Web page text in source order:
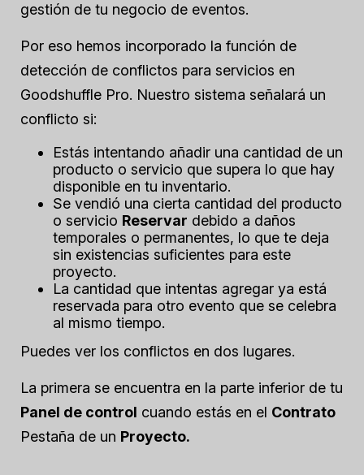
gestión de tu negocio de eventos.
Por eso hemos incorporado la función de
detección de conflictos para servicios en
Goodshuffle Pro. Nuestro sistema señalará un
conflicto si:
Estás intentando añadir una cantidad de un
producto o servicio que supera lo que hay
disponible en tu inventario.
Se vendió una cierta cantidad del producto
o servicio Reservar debido a daños
temporales o permanentes, lo que te deja
sin existencias suficientes para este
proyecto.
La cantidad que intentas agregar ya está
reservada para otro evento que se celebra
al mismo tiempo.
Puedes ver los conflictos en dos lugares.
La primera se encuentra en la parte inferior de tu
Panel de control cuando estás en el Contrato
Pestaña de un Proyecto.